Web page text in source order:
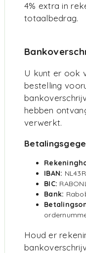
4% extra in
totaalbedrag.
U kunt er ook
bestelling
hebben
verwerkt.
IBAN:
BIC:
Bank:
Houd er